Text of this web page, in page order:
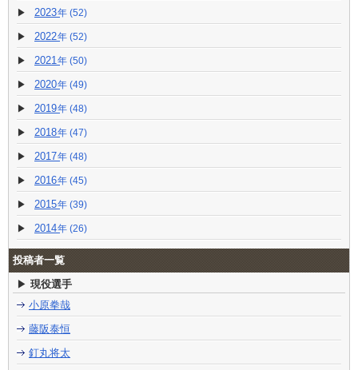
2023 (52)
2022 (52)
2021 (50)
2020 (49)
2019 (48)
2018 (47)
2017 (48)
2016 (45)
2015 (39)
2014 (26)
投稿者一覧
現役選手
小原拳哉
藤阪泰恒
釘丸将太